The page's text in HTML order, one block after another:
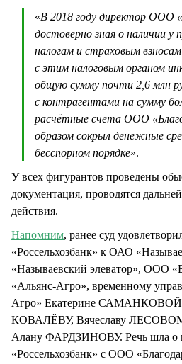
«В 2018 году директор ООО
достоверно зная о наличии у
налогам и страховым
с этим налоговым органом
общую сумму почти 2,6 млн
с контрагентами на сумму
расчётные счета ООО
образом сокрыл денежные
бесспорном порядке».
У всех фигурантов проведены
документация, проводятся
действия.
Напомним, ранее суд
«Россельхозбанк» к ОАО
«Называевский элеватор», ООО
«Альянс-Агро», временному
Агро» Екатерине САМАНКОВОЙ,
КОВАЛЁВУ, Вячеславу
Алану ФАРДЗИНОВУ. Речь шла о
«Россельхозбанк» с ООО